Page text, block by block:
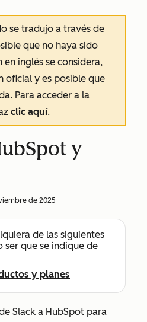
se tradujo a través de
que no haya sido
en inglés se considera,
oficial y es posible que
Para acceder a la
clic aquí.
y
de 2025
de las siguientes
ser que se indique de
y planes
Slack a HubSpot para